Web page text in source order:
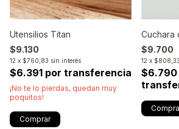
Utensilios Titan
$9.130
12 x $760,83 sin interés
$6.391 por transferencia
¡No te lo pierdas, quedan muy
poquitos!
Comprar
Cuchara
$9.700
12 x $808,33
$6.790